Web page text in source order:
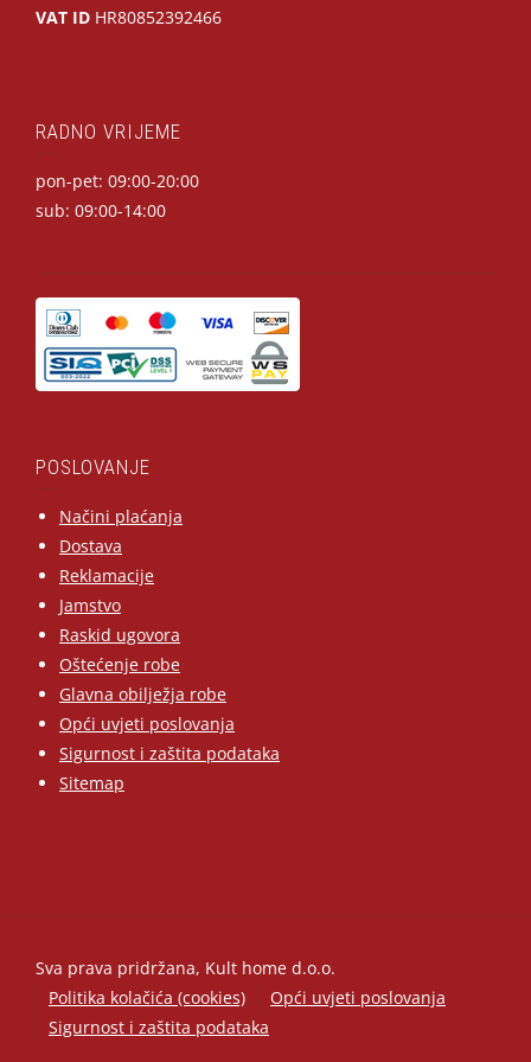
VAT ID HR80852392466
RADNO VRIJEME
pon-pet: 09:00-20:00
sub: 09:00-14:00
POSLOVANJE
Načini plaćanja
Dostava
Reklamacije
Jamstvo
Raskid ugovora
Oštećenje robe
Glavna obilježja robe
Opći uvjeti poslovanja
Sigurnost i zaštita podataka
Sitemap
Sva prava pridržana, Kult home d.o.o.
Politika kolačića (cookies)
Opći uvjeti poslovanja
Sigurnost i zaštita podataka